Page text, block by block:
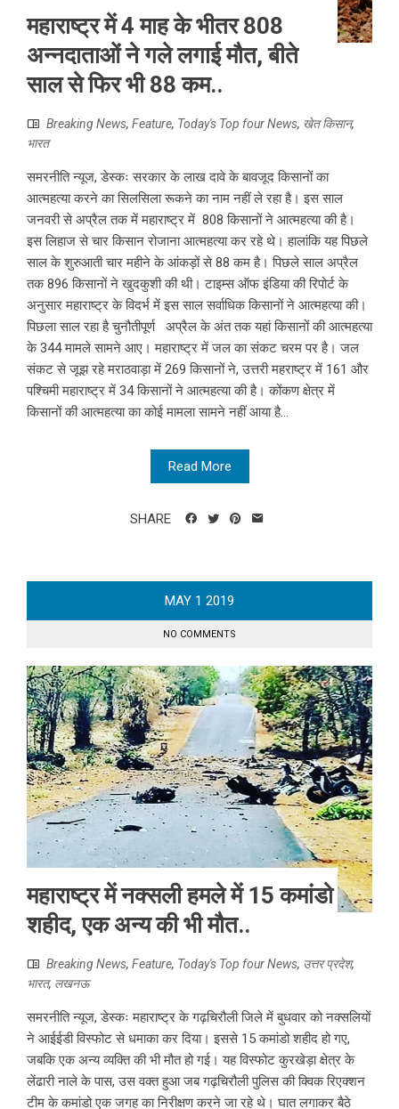
महाराष्ट्र में 4 माह के भीतर 808
अन्नदाताओं ने गले लगाई मौत, बीते
साल से फिर भी 88 कम..
Breaking News, Feature, Today's Top four News, खेत किसान,
भारत
समरनीति न्यूज, डेस्कः सरकार के लाख दावे के बावजूद किसानों का
आत्महत्या करने का सिलसिला रूकने का नाम नहीं ले रहा है। इस साल
जनवरी से अप्रैल तक में महाराष्ट्र में 808 किसानों ने आत्महत्या की है।
इस लिहाज से चार किसान रोजाना आत्महत्या कर रहे थे। हालांकि यह पिछले
साल के शुरुआती चार महीने के आंकड़ों से 88 कम है। पिछले साल अप्रैल
तक 896 किसानों ने खुदकुशी की थी। टाइम्स ऑफ इंडिया की रिपोर्ट के
अनुसार महाराष्ट्र के विदर्भ में इस साल सर्वाधिक किसानों ने आत्महत्या की।
पिछला साल रहा है चुनौतीपूर्ण अप्रैल के अंत तक यहां किसानों की आत्महत्या
के 344 मामले सामने आए। महाराष्ट्र में जल का संकट चरम पर है। जल
संकट से जूझ रहे मराठवाड़ा में 269 किसानों ने, उत्तरी महराष्ट्र में 161 और
पश्चिमी महाराष्ट्र में 34 किसानों ने आत्महत्या की है। कोंकण क्षेत्र में
किसानों की आत्महत्या का कोई मामला सामने नहीं आया है...
Read More
SHARE
MAY 1 2019
NO COMMENTS
महाराष्ट्र में नक्सली हमले में 15 कमांडो
शहीद, एक अन्य की भी मौत..
Breaking News, Feature, Today's Top four News, उत्तर प्रदेश,
भारत, लखनऊ
समरनीति न्यूज, डेस्कः महाराष्ट्र के गढ़चिरौली जिले में बुधवार को नक्सलियों
ने आईईडी विस्फोट से धमाका कर दिया। इससे 15 कमांडो शहीद हो गए,
जबकि एक अन्य व्यक्ति की भी मौत हो गई। यह विस्फोट कुरखेड़ा क्षेत्र के
लेंढारी नाले के पास, उस वक्त हुआ जब गढ़चिरौली पुलिस की क्विक रिएक्शन
टीम के कमांडो एक जगह का निरीक्षण करने जा रहे थे। घात लगाकर बैठे